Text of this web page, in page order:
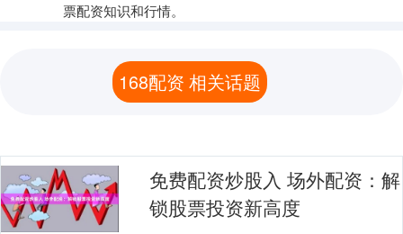
票配资知识和行情。
168配资 相关话题
免费配资炒股入 场外配资：解
锁股票投资新高度